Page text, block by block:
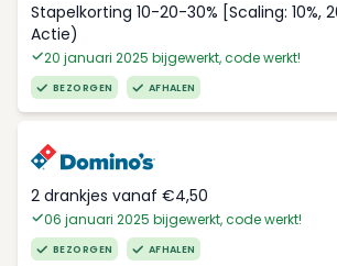
Stapelkorting 10-20-30% [Scaling: 10%,
Actie)
20 januari 2025 bijgewerkt, code werkt!
BEZORGEN AFHALEN
2 drankjes vanaf €4,50
06 januari 2025 bijgewerkt, code werkt!
BEZORGEN AFHALEN